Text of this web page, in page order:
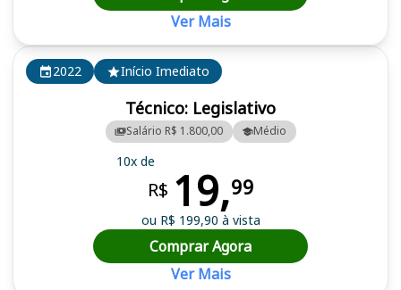
2022 Início Imediato
Técnico: Legislativo
Salário R$ 1.800,00 Médio
10x de
R$ 19,99
ou R$ 199,90 à vista
Comprar Agora
Ver Mais
Ver Mais